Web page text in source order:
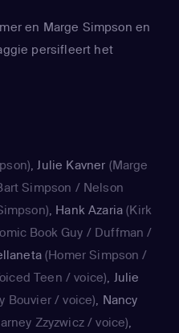
en Marge Simpson en
persifleert het
,Julie Kavner (Marge
Simpson / Nelson
, Hank Azaria (Kirk
Book Guy / Duffman /
(Homer Simpson /
Teen / voice), Julie
Bouvier / voice), Nancy
Zzyzwicz / voice),